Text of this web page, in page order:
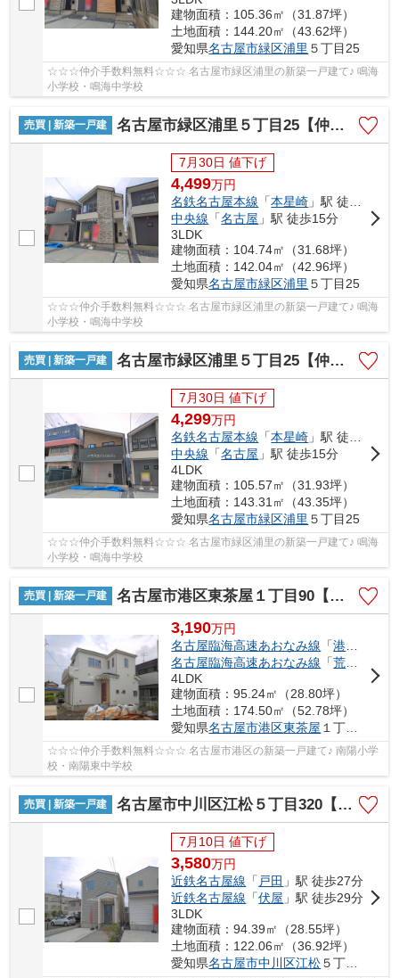
建物面積：105.36㎡（31.87坪）
土地面積：144.20㎡（43.62坪）
愛知県名古屋市緑区浦里 ５丁目25
☆☆☆仲介手数料無料☆☆☆ 名古屋市緑区浦里の新築一戸建て♪ 鳴海
小学校・鳴海中学校
売買 | 新築一戸建 名古屋市緑区浦里５丁目25【仲介手数料無料】新築一戸建て 2号棟
7月30日 値下げ
4,499万円
名鉄名古屋本線 「本星崎 」駅 徒歩10分
中央線 「名古屋 」駅 徒歩15分
3LDK
建物面積：104.74㎡（31.68坪）
土地面積：142.04㎡（42.96坪）
愛知県名古屋市緑区浦里 ５丁目25
☆☆☆仲介手数料無料☆☆☆ 名古屋市緑区浦里の新築一戸建て♪ 鳴海
小学校・鳴海中学校
売買 | 新築一戸建 名古屋市緑区浦里５丁目25【仲介手数料無料】新築一戸建て 3号棟
7月30日 値下げ
4,299万円
名鉄名古屋本線 「本星崎 」駅 徒歩10分
中央線 「名古屋 」駅 徒歩15分
4LDK
建物面積：105.57㎡（31.93坪）
土地面積：143.31㎡（43.35坪）
愛知県名古屋市緑区浦里 ５丁目25
☆☆☆仲介手数料無料☆☆☆ 名古屋市緑区浦里の新築一戸建て♪ 鳴海
小学校・鳴海中学校
売買 | 新築一戸建 名古屋市港区東茶屋１丁目90【仲介手数料無料】新築一戸建て
3,190万円
名古屋臨海高速あおなみ線 「港北
名古屋臨海高速あおなみ線 「荒子川公園
4LDK
建物面積：95.24㎡（28.80坪）
土地面積：174.50㎡（52.78坪）
愛知県名古屋市港区東茶屋 １丁目90
☆☆☆仲介手数料無料☆☆☆ 名古屋市港区の新築一戸建て♪ 南陽小学
校・南陽東中学校
売買 | 新築一戸建 名古屋市中川区江松５丁目320【仲介手数料無料】新築一戸建て
7月10日 値下げ
3,580万円
近鉄名古屋線 「 戸田 」駅 徒歩27分
近鉄名古屋線 「伏屋 」駅 徒歩29分
3LDK
建物面積：94.39㎡（28.55坪）
土地面積：122.06㎡（36.92坪）
愛知県名古屋市中川区江松５丁目320